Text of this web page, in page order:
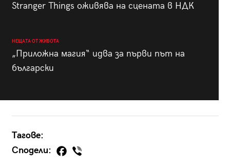
Stranger Things оживява на сцената в НДК
НЕЩАТА ОТ ЖИВОТА
„Приложна магия“ идва за първи път на
български
Тагове:
Сподели: